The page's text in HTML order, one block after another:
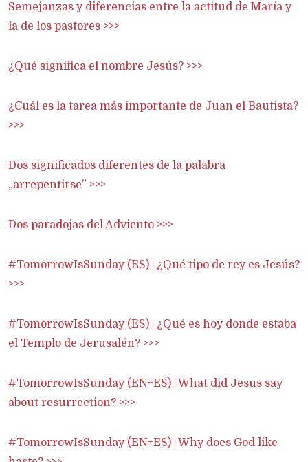
Semejanzas y diferencias entre la actitud de María y
la de los pastores >>>
¿Qué significa el nombre Jesús? >>>
¿Cuál es la tarea más importante de Juan el Bautista?
>>>
Dos significados diferentes de la palabra
„arrepentirse” >>>
Dos paradojas del Adviento >>>
#TomorrowIsSunday (ES) | ¿Qué tipo de rey es Jesús?
>>>
#TomorrowIsSunday (ES) | ¿Qué es hoy donde estaba
el Templo de Jerusalén? >>>
#TomorrowIsSunday (EN+ES) | What did Jesus say
about resurrection? >>>
#TomorrowIsSunday (EN+ES) | Why does God like